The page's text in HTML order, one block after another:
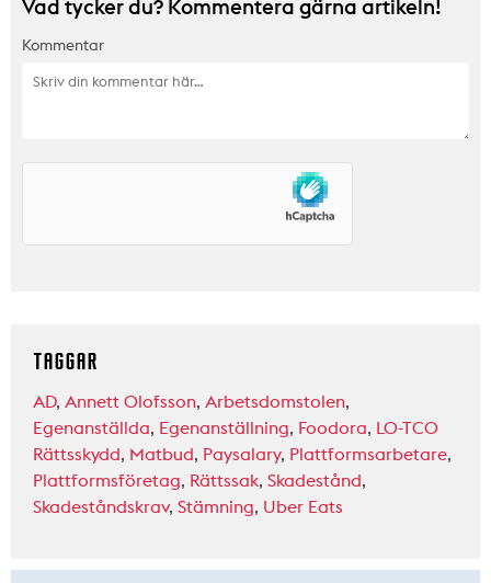
Vad tycker du? Kommentera gärna artikeln!
Kommentar
TAGGAR
AD, Annett Olofsson, Arbetsdomstolen,
Egenanställda, Egenanställning, Foodora, LO-TCO
Rättsskydd, Matbud, Paysalary, Plattformsarbetare,
Plattformsföretag, Rättssak, Skadestånd,
Skadeståndskrav, Stämning, Uber Eats